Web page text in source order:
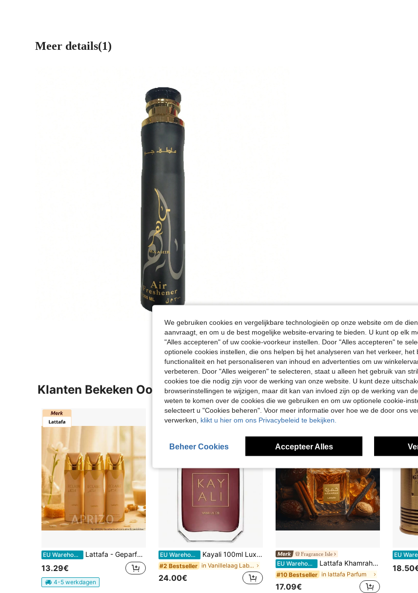
Meer details(1)
Klanten Bekeken Ook
EU Warehouse Lattafa - Geparfumeerde spray 200ml - 5 referenties om uit te kiezen
13.29€
4-5 werkdagen
EU Warehouse Kayali 100ml Luxury Collection Eau de Parfum, Mix van Vanilla 28, Marshmallow Yum Boujee 81 & Sparkling Lychee Eden 39, Multi-frisse Gourmand Fruitige Bloemige Geur voor Dames
#2 Bestseller in Vanillelaag Lab Parfum&Herenparfums&Geursets&Li
24.00€
Fragrance Isle
EU Warehouse Lattafa Khamrah 100ML Eau de Parfum unisex
#10 Bestseller in lattafa Parfum
17.09€
We gebruiken cookies en vergelijkbare technologieën op onze website om de
aanvraagt, en om u de best mogelijke website-ervaring te bieden. U kunt op elk
"Alles accepteren" of uw cookie-voorkeur instellen. Door "Alles accepteren" te
optionele cookies instellen, die ons helpen bij het analyseren van het verkeer, het
functionaliteit en het personaliseren van inhoud en advertenties om uw
verbeteren. Door "Alles weigeren" te selecteren, staat u alleen het gebruik van
cookies toe die nodig zijn voor de werking van onze website. U kunt deze
browserinstellingen te wijzigen, maar dit kan van invloed zijn op de werking van
weten te komen over de cookies die we gebruiken en om uw optionele cookie-
selecteert u "Cookies beheren". Voor meer informatie over hoe we de door ons
verwerken, klikt u hier om ons Privacybeleid te bekijken.
Beheer Cookies Accepteer Alles